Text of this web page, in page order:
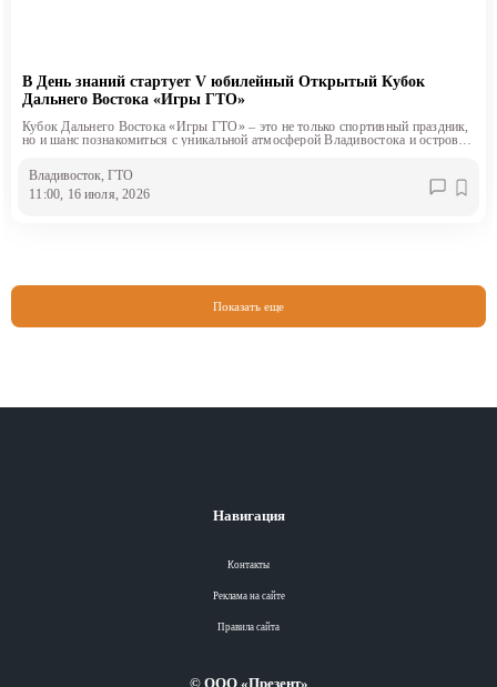
В День знаний стартует V юбилейный Открытый Кубок
Дальнего Востока «Игры ГТО»
Кубок Дальнего Востока «Игры ГТО» – это не только спортивный праздник,
но и шанс познакомиться с уникальной атмосферой Владивостока и острова
Владивосток , ГТО
11:00, 16 июля, 2026
Показать еще
Навигация
Контакты
Реклама на сайте
Правила сайта
© ООО «Презент»